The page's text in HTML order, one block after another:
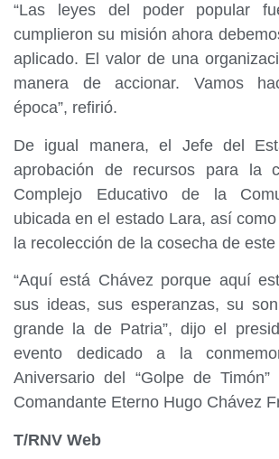
“Las leyes del poder popular
cumplieron su misión ahora
aplicado. El valor de una
manera de accionar. Vamos
época”, refirió.
De igual manera, el Jefe del
aprobación de recursos para la
Complejo Educativo de la
ubicada en el estado Lara, así
la recolección de la cosecha de este
“Aquí está Chávez porque aquí
sus ideas, sus esperanzas, su
grande la de Patria”, dijo el
evento dedicado a la
Aniversario del “Golpe de
Comandante Eterno Hugo Chávez
T/RNV Web